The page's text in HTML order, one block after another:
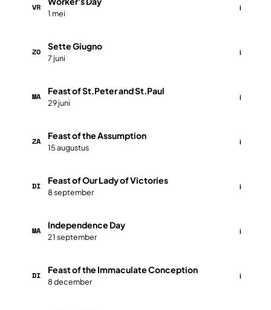
VR
1 mei
i
ZO
​Sette Giugno
7 juni
i
MA
​​​Feast of St.Peter and St.Paul
29 juni
i
ZA
​​​Feast of the Assumption
15 augustus
i
DI
​​​Feast of Our Lady of Victories
8 september
i
MA
​​​Independence Day
21 september
i
DI
​Feast of the Immaculate Conception
8 december
i